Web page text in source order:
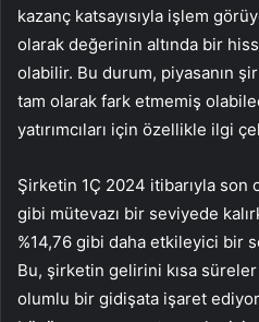
kazanç katsayısıyla işlem
olarak değerinin altında bir
olabilir. Bu durum, piyasanın
tam olarak fark etmemiş
yatırımcıları için özellikle ilgi
Şirketin 1Ç 2024 itibarıyla son
gibi mütevazı bir seviyede
%14,76 gibi daha etkileyici bir
Bu, şirketin gelirini kısa
olumlu bir gidişata işaret